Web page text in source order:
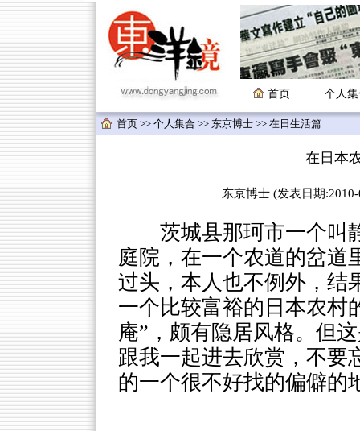
首页 个人
首页 >> 个人集合 >> 东京博士 >> 在日生活篇
在日本
东京博士 (发表日期
茨城县那珂市一个叫
庭院，在一个农道的岔道
过头，本人也不例外，结
一个比较富裕的日本农村
庵”，颇有隐居风格。但
跟我一起进去欣赏，不要
的一个很不好找的偏僻的